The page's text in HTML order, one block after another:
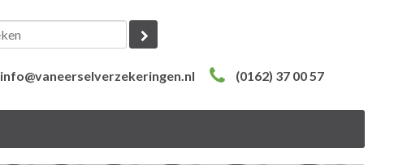
info@vaneerselverzekeringen.nl (0162) 37 00 57